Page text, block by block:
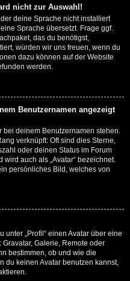
nicht zur Auswahl!
deine Sprache nicht installiert
Sprache übersetzt. Frage ggf.
das du benötigst,
würden wir uns freuen, wenn du
dazu können auf der Website
werden.
Benutzernamen angezeigt
bei deinem Benutzernamen stehen.
verknüpft: Oft sind dies Sterne,
oder deinen Status im Forum
auch als „Avatar“ bezeichnet.
persönliches Bild, welches von
unter „Profil“ einen Avatar über eine
Galerie, Remote oder
bestimmen, ob und wie die
du keinen Avatar benutzen kannst,